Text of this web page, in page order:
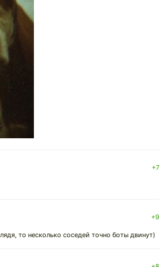
+7
+9
то несколько соседей точно боты двинут)